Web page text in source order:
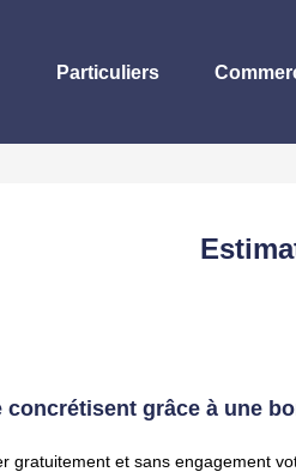
Particuliers
grâce à une
gratuitement et sans engagement